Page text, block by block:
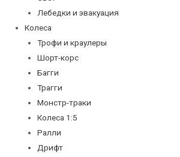
Лебедки и эвакуация
Колеса
Трофи и краулеры
Шорт-корс
Багги
Трагги
Монстр-траки
Колеса 1:5
Ралли
Дрифт